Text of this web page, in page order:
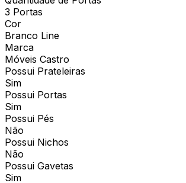
3 Portas
Cor
Branco Line
Marca
Móveis Castro
Possui Prateleiras
Sim
Possui Portas
Sim
Possui Pés
Não
Possui Nichos
Não
Possui Gavetas
Sim